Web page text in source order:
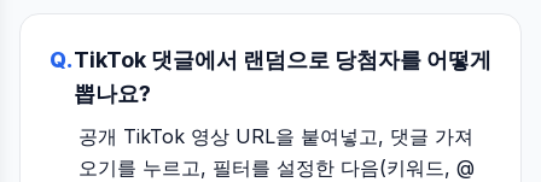
Q.TikTok 댓글에서 랜덤으로 당첨자를 어떻게
뽑나요?
공개 TikTok 영상 URL을 붙여넣고, 댓글 가져
오기를 누르고, 필터를 설정한 다음(키워드, @